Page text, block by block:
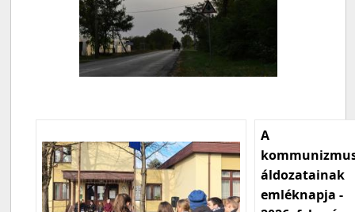
A
áldozatainak
emléknapja -